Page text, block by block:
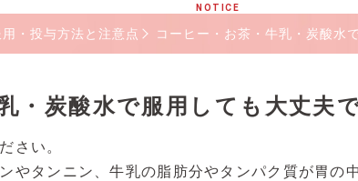
NOTICE
用・投与方法と注意点 コーヒー・お茶・牛乳・炭酸水
・炭酸水で服用しても大丈夫
さい。
やタンニン、牛乳の脂肪分やタンパク質が胃の